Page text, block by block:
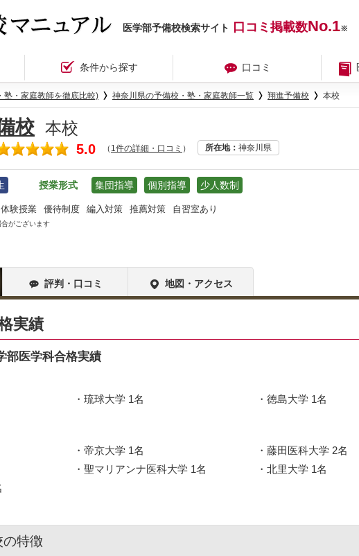
医学部予備校検索サイト 口コミ掲載数No.1※
条件から探す 口コミ
塾・家庭教師を徹底比較) 神奈川県の予備校・塾・家庭教師一覧 翔進予備校 本校
校 本校
5.0 （ 1件の詳細・口コミ ） 所在地 神奈川県
授業形式 集団指導 個別指導 少人数制
体験授業 優待制度 編入対策 推薦対策 自習室あり
がございます
評判・口コミ 地図・アクセス
実績
医学科合格実績
琉球大学 1名 徳島大学 1名
帝京大学 1名
藤田医科大学 2名
聖マリアンナ医科大学 1名
北里大学 1名
特徴